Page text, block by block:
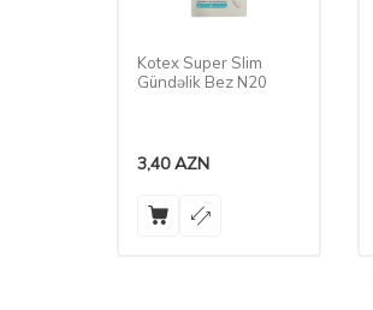
Kotex Super Slim
Gündəlik Bez N20
3,40AZN